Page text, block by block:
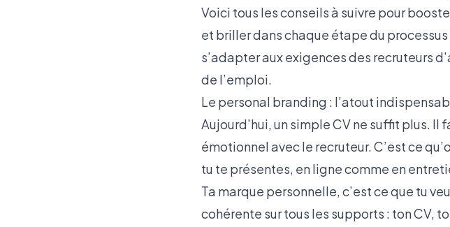
Voici tous les conseils à suivre pour
et briller dans chaque étape du
s’adapter aux exigences des recruteurs
de l’emploi.
Le personal branding : l’atout
Aujourd’hui, un simple CV ne suffit plus.
émotionnel avec le recruteur. C’est ce
tu te présentes, en ligne comme en
Ta marque personnelle, c’est ce que tu
cohérente sur tous les supports : ton CV,